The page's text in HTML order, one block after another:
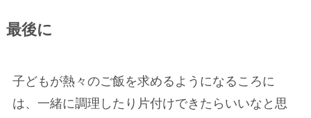
最後に
子どもが熱々のご飯を求めるようになるころに
は、一緒に調理したり片付けできたらいいなと思